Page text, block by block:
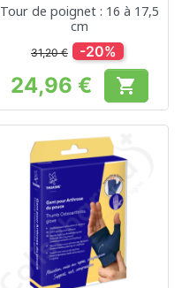
Tour de poignet : 16 à 17,5
cm
31,20 € -20%
Prix
24,96 € 